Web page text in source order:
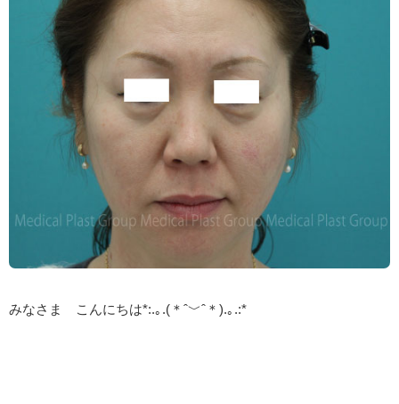
みなさま こんにちは*:.｡.(＊ˆ﹀ˆ＊).｡.:*